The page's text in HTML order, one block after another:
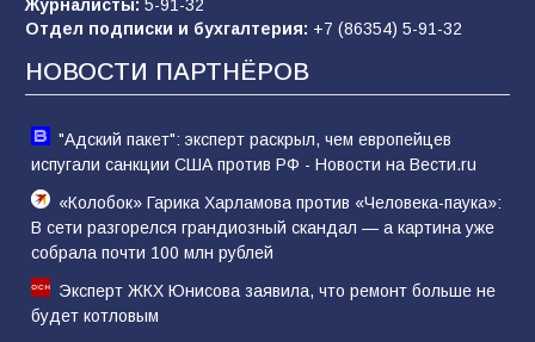
Морской квест в детском саду: как
воспитанники спасали Нептуна
74 01.08.2026
Журналисты: 5-91-32
Отдел подписки и бухгалтерия: +7 (86354) 5-91-32
НОВОСТИ ПАРТНЁРОВ
"Адский пакет": эксперт раскрыл, чем европейцев
испугали санкции США против РФ - Новости на Вести.ru
«Колобок» Гарика Харламова против «Человека-паука»:
В сети разгорелся грандиозный скандал — а картина уже
собрала почти 100 млн рублей
Эксперт ЖКХ Юнисова заявила, что ремонт больше не
будет котловым